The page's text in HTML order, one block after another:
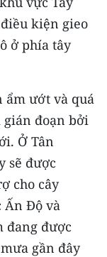
kiện gieo
ở phía tây
ẩm ướt và quá
đoạn bởi
Ở Tân
sẽ được
cho cây
Ấn Độ và
đang được
gần đây